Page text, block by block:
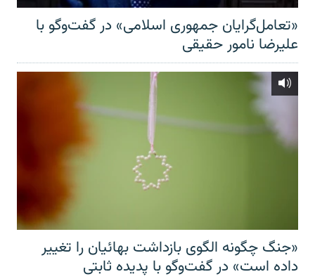
«تعامل‌گرایان جمهوری اسلامی» در گفت‌وگو با
علیرضا نامور حقیقی
«جنگ چگونه الگوی بازداشت بهائیان را تغییر
داده است» در گفت‌وگو با پدیده ثابتی